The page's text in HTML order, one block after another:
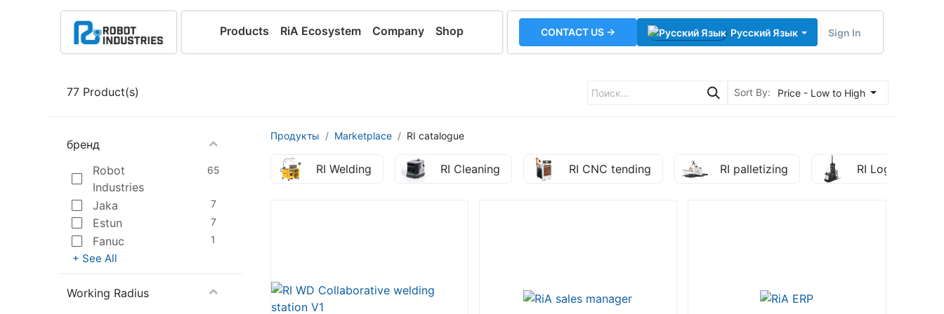
Products RiA Ecosystem Company Shop CONTACT US → Русский Язык Sign In
77 Product(s) Sort By: Price - Low to High
бренд
Robot
Industries
65
Jaka 7
Estun 7
Fanuc 1
+ See All
Working Radius
Продукты Marketplace RI catalogue
RI Welding RI Cleaning RI CNC tending RI palletizing RI Logistics